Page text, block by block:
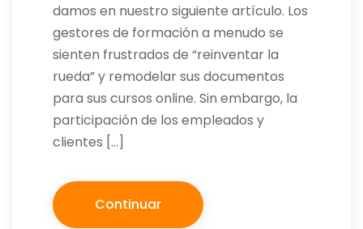
damos en nuestro siguiente artículo. Los
gestores de formación a menudo se
sienten frustrados de “reinventar la
rueda” y remodelar sus documentos
para sus cursos online. Sin embargo, la
participación de los empleados y
clientes […]
Continuar